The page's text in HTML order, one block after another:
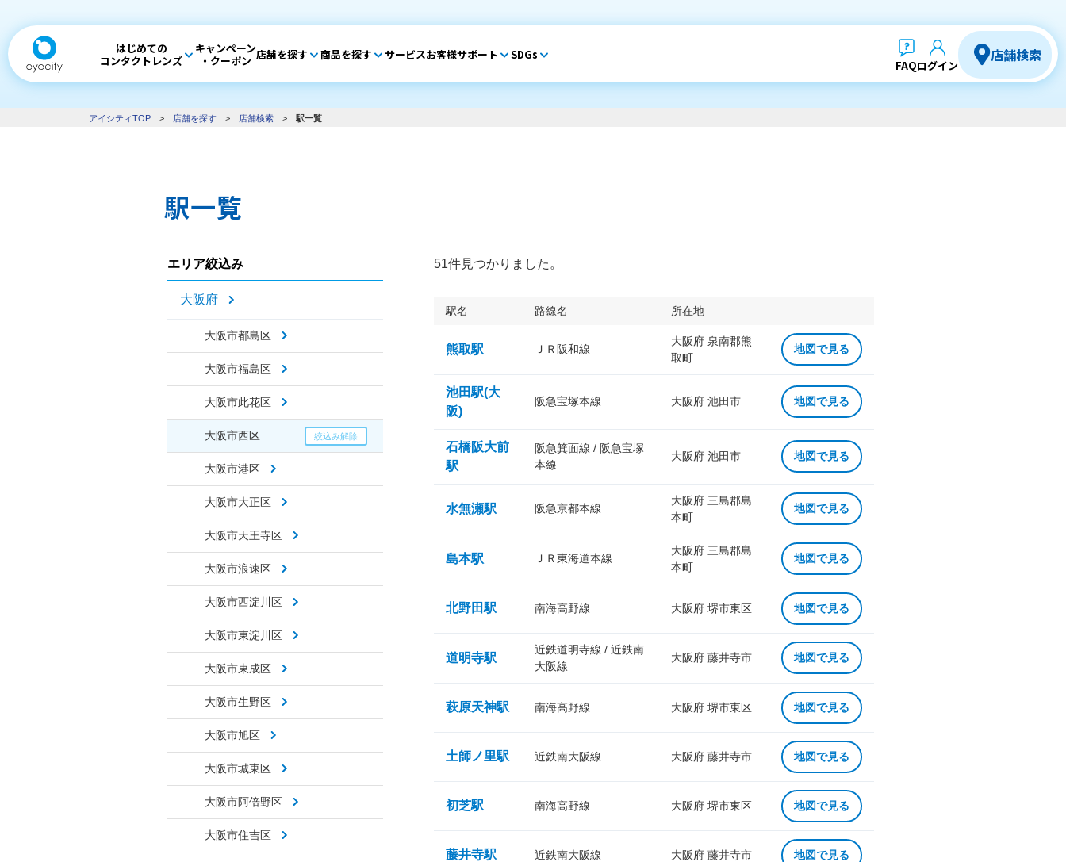
はじめての
コンタクトレンズ
キャンペーン
・クーポン 店舗を探す 商品を探す サービスお客様サポート SDGs
FAQログイン
店舗検索
アイシティTOP > 店舗を探す > 店舗検索 > 駅一覧
駅一覧
エリア絞込み
大阪府
大阪市都島区
大阪市福島区
大阪市此花区
大阪市西区
大阪市港区
大阪市大正区
大阪市天王寺区
大阪市浪速区
大阪市西淀川区
大阪市東淀川区
大阪市東成区
大阪市生野区
大阪市旭区
大阪市城東区
大阪市阿倍野区
大阪市住吉区
51件見つかりました。
駅名 路線名 所在地
熊取駅 ＪＲ阪和線
大阪府 泉南郡熊
取町
地図で見る
池田駅(大
阪)
阪急宝塚本線 大阪府 池田市 地図で見る
石橋阪大前
駅
阪急箕面線 / 阪急宝塚
本線
大阪府 池田市 地図で見る
水無瀬駅 阪急京都本線
大阪府 三島郡島
本町
地図で見る
島本駅 ＪＲ東海道本線
大阪府 三島郡島
本町
地図で見る
北野田駅 南海高野線 大阪府 堺市東区 地図で見る
道明寺駅
近鉄道明寺線 / 近鉄南
大阪線
大阪府 藤井寺市 地図で見る
萩原天神駅 南海高野線 大阪府 堺市東区 地図で見る
土師ノ里駅 近鉄南大阪線 大阪府 藤井寺市 地図で見る
初芝駅 南海高野線 大阪府 堺市東区 地図で見る
藤井寺駅 近鉄南大阪線 大阪府 藤井寺市 地図で見る